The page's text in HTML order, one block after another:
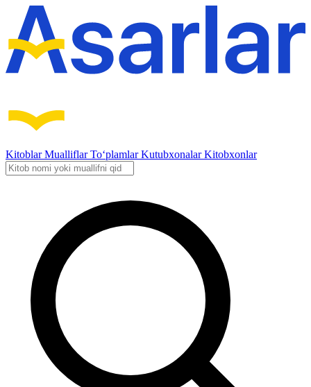
KitoblarMualliflarTo‘plamlarKutubxonalarKitobxonlar